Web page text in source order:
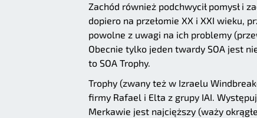
Zachód również podchwycił pomysł i
dopiero na przełomie XX i XXI wieku,
powolne z uwagi na ich problemy
Obecnie tylko jeden twardy SOA jest
to SOA Trophy.
Trophy (zwany też w Izraelu
firmy Rafael i Elta z grupy IAI.
Merkawie jest najcięższy (waży